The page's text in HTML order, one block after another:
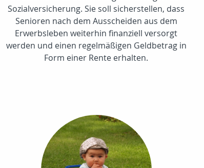
Sozialversicherung. Sie soll sicherstellen, dass
Senioren nach dem Ausscheiden aus dem
Erwerbsleben weiterhin finanziell versorgt
werden und einen regelmäßigen Geldbetrag in
Form einer Rente erhalten.